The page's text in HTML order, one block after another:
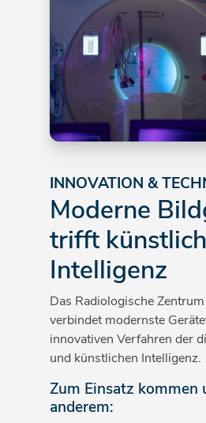
INNOVATION &
Moderne
trifft
Intelligenz
Das Radiologische
verbindet modernste
innovativen Verfahren der
und künstlichen Intelligenz.
Zum Einsatz kommen
anderem: